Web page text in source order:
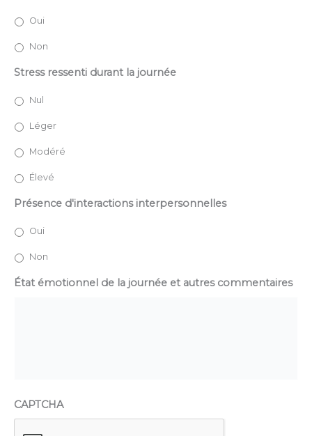
Oui
Non
Stress ressenti durant la journée
Nul
Léger
Modéré
Élevé
Présence d'interactions interpersonnelles
Oui
Non
État émotionnel de la journée et autres commentaires
CAPTCHA